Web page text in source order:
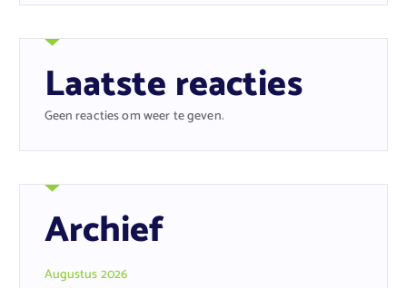
Laatste reacties
Geen reacties om weer te geven.
Archief
Augustus 2026